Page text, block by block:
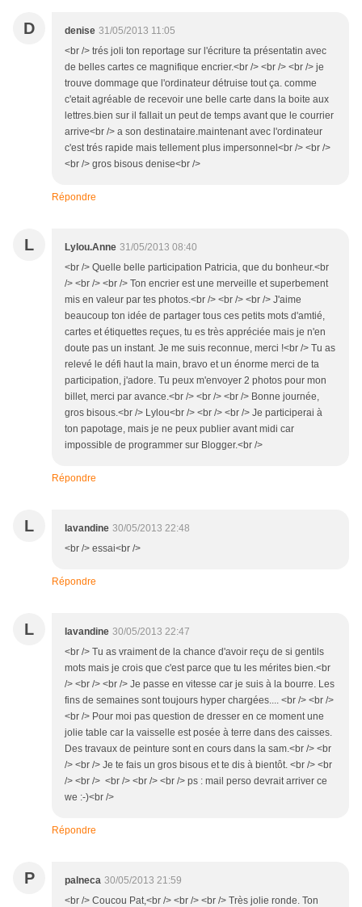
D denise 31/05/2013 11:05
<br /> trés joli ton reportage sur l'écriture ta présentatin avec
de belles cartes ce magnifique encrier.<br /> <br /> <br /> je
trouve dommage que l'ordinateur détruise tout ça. comme
c'etait agréable de recevoir une belle carte dans la boite aux
lettres.bien sur il fallait un peut de temps avant que le courrier
arrive<br /> a son destinataire.maintenant avec l'ordinateur
c'est trés rapide mais tellement plus impersonnel<br /> <br />
<br /> gros bisous denise<br />
Répondre
L Lylou.Anne 31/05/2013 08:40
<br /> Quelle belle participation Patricia, que du bonheur.<br
/> <br /> <br /> Ton encrier est une merveille et superbement
mis en valeur par tes photos.<br /> <br /> <br /> J'aime
beaucoup ton idée de partager tous ces petits mots d'amtié,
cartes et étiquettes reçues, tu es très appréciée mais je n'en
doute pas un instant. Je me suis reconnue, merci !<br /> Tu as
relevé le défi haut la main, bravo et un énorme merci de ta
participation, j'adore. Tu peux m'envoyer 2 photos pour mon
billet, merci par avance.<br /> <br /> <br /> Bonne journée,
gros bisous.<br /> Lylou<br /> <br /> <br /> Je participerai à
ton papotage, mais je ne peux publier avant midi car
impossible de programmer sur Blogger.<br />
Répondre
L lavandine 30/05/2013 22:48
<br /> essai<br />
Répondre
L lavandine 30/05/2013 22:47
<br /> Tu as vraiment de la chance d'avoir reçu de si gentils
mots mais je crois que c'est parce que tu les mérites bien.<br
/> <br /> <br /> Je passe en vitesse car je suis à la bourre. Les
fins de semaines sont toujours hyper chargées.... <br /> <br />
<br /> Pour moi pas question de dresser en ce moment une
jolie table car la vaisselle est posée à terre dans des caisses.
Des travaux de peinture sont en cours dans la sam.<br /> <br
/> <br /> Je te fais un gros bisous et te dis à bientôt. <br /> <br
/> <br /> <br /> <br /> <br /> ps : mail perso devrait arriver ce
we :-)<br />
Répondre
P palneca 30/05/2013 21:59
<br /> Coucou Pat,<br /> <br /> <br /> Très jolie ronde. Ton